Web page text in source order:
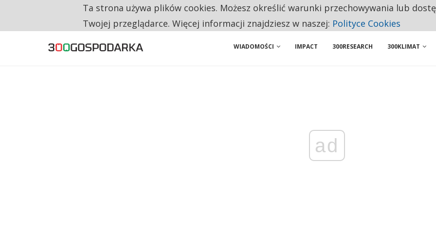
TRZECH NA CZTERECH PONOWNIE ZAŁOŻYŁOBY WŁASNĄ FIRMĘ. INNYM JUŻ TAK ŁATWO JEJ NIE POLECAJĄ
RESTRYKCJE CHIN UDERZAJĄ W EUROPEJSKI PRZEMYSŁ. NA LIŚCIE SĄ DWA PODMIOTY Z POLSKI
WIADOMOŚCI IMPACT 300RESEARCH 300KLIMAT
ad
Ta strona używa plików cookies. Możesz określić warunki przechowywania lub
Twojej przeglądarce. Więcej informacji znajdziesz w naszej: Polityce Cookies